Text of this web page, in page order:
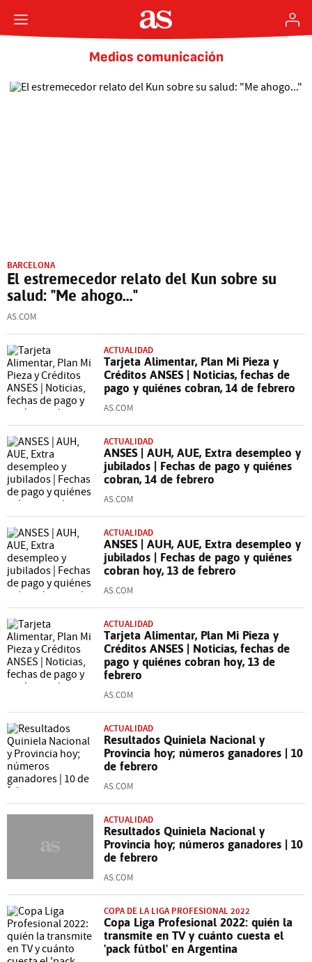
Medios comunicación
BARCELONA
El estremecedor relato del Kun sobre su
salud: "Me ahogo..."
AS.COM
ACTUALIDAD
Tarjeta Alimentar, Plan Mi Pieza y
Créditos ANSES | Noticias, fechas de
pago y quiénes cobran, 14 de febrero
AS.COM
ACTUALIDAD
ANSES | AUH, AUE, Extra desempleo y
jubilados | Fechas de pago y quiénes
cobran, 14 de febrero
AS.COM
ACTUALIDAD
ANSES | AUH, AUE, Extra desempleo y
jubilados | Fechas de pago y quiénes
cobran hoy, 13 de febrero
AS.COM
ACTUALIDAD
Tarjeta Alimentar, Plan Mi Pieza y
Créditos ANSES | Noticias, fechas de
pago y quiénes cobran hoy, 13 de
febrero
AS.COM
ACTUALIDAD
Resultados Quiniela Nacional y
Provincia hoy; números ganadores | 10
de febrero
AS.COM
ACTUALIDAD
Resultados Quiniela Nacional y
Provincia hoy; números ganadores | 10
de febrero
AS.COM
COPA DE LA LIGA PROFESIONAL 2022
Copa Liga Profesional 2022: quién la
transmite en TV y cuánto cuesta el
'pack fútbol' en Argentina